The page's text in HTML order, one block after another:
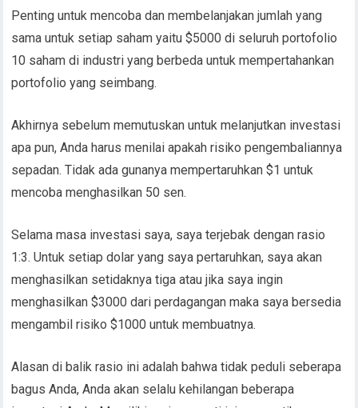
Penting untuk mencoba dan membelanjakan jumlah yang
sama untuk setiap saham yaitu $5000 di seluruh portofolio
10 saham di industri yang berbeda untuk mempertahankan
portofolio yang seimbang.
Akhirnya sebelum memutuskan untuk melanjutkan investasi
apa pun, Anda harus menilai apakah risiko pengembaliannya
sepadan. Tidak ada gunanya mempertaruhkan $1 untuk
mencoba menghasilkan 50 sen.
Selama masa investasi saya, saya terjebak dengan rasio
1:3. Untuk setiap dolar yang saya pertaruhkan, saya akan
menghasilkan setidaknya tiga atau jika saya ingin
menghasilkan $3000 dari perdagangan maka saya bersedia
mengambil risiko $1000 untuk membuatnya.
Alasan di balik rasio ini adalah bahwa tidak peduli seberapa
bagus Anda, Anda akan selalu kehilangan beberapa